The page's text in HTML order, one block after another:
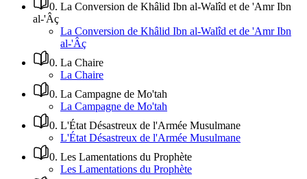
0. La Conversion de Khâlid Ibn al-Walîd et de 'Amr Ibn
al-'Âç
La Conversion de Khâlid Ibn al-Walîd et de 'Amr Ibn
al-'Âç
0. La Chaire
La Chaire
0. La Campagne de Mo'tah
La Campagne de Mo'tah
0. L'État Désastreux de l'Armée Musulmane
L'État Désastreux de l'Armée Musulmane
0. Les Lamentations du Prophète
Les Lamentations du Prophète